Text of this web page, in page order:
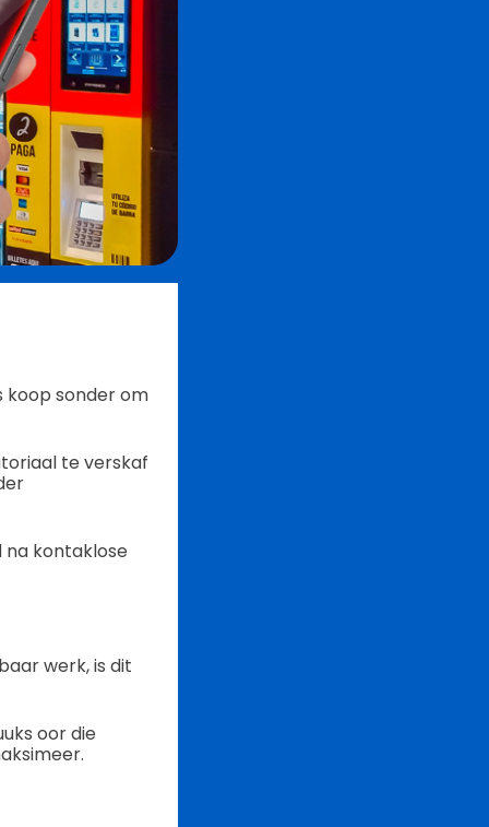
koop sonder om
te verskaf
na kontaklose
werk, is dit
oor die